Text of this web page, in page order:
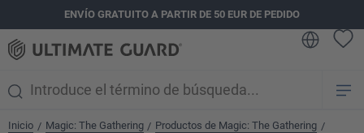
principalENVÍO GRATUITO A PARTIR DE 50 EUR DE PEDIDO
Inicio / Magic: The Gathering / Productos de Magic: The Gathering /